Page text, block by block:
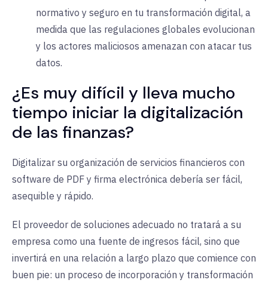
normativo y seguro en tu transformación digital, a
medida que las regulaciones globales evolucionan
y los actores maliciosos amenazan con atacar tus
datos.
¿Es muy difícil y lleva mucho
tiempo iniciar la digitalización
de las finanzas?
Digitalizar su organización de servicios financieros con
software de PDF y firma electrónica debería ser fácil,
asequible y rápido.
El proveedor de soluciones adecuado no tratará a su
empresa como una fuente de ingresos fácil, sino que
invertirá en una relación a largo plazo que comience con
buen pie: un proceso de incorporación y transformación